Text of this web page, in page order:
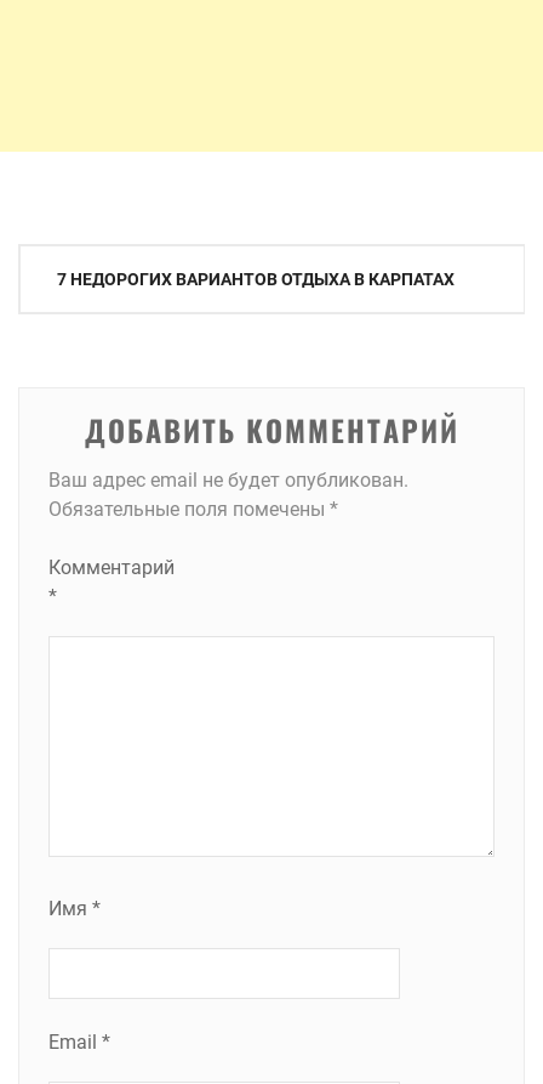
Навигация
7 НЕДОРОГИХ ВАРИАНТОВ ОТДЫХА В КАРПАТАХ
ДОБАВИТЬ КОММЕНТАРИЙ
Ваш адрес email не будет опубликован.
Обязательные поля помечены *
Комментарий
*
Имя *
Email *